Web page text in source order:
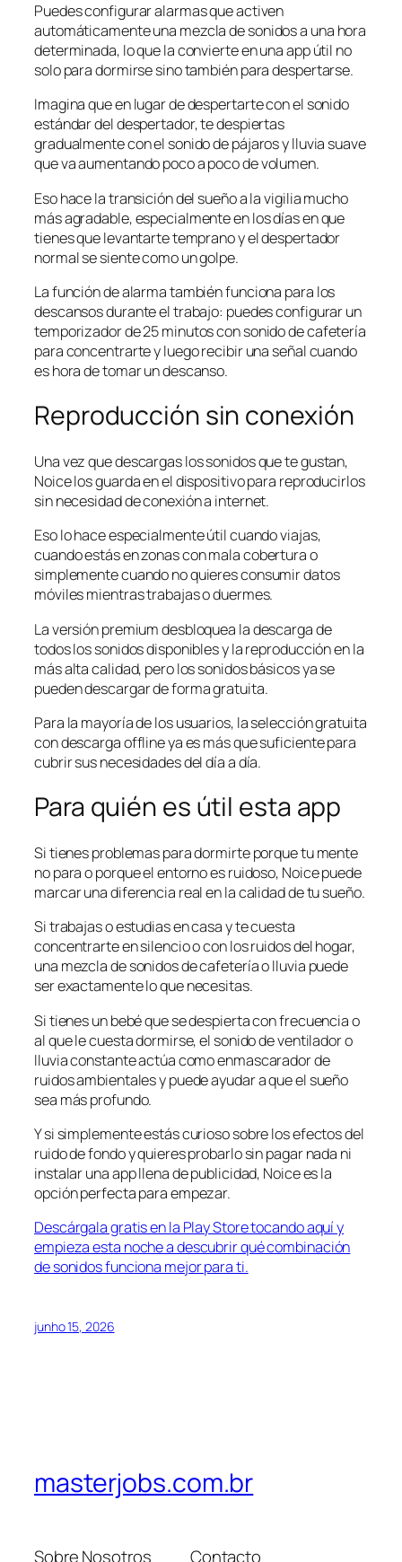
Puedes configurar alarmas que activen
automáticamente una mezcla de sonidos a una hora
determinada, lo que la convierte en una app útil no
solo para dormirse sino también para despertarse.
Imagina que en lugar de despertarte con el sonido
estándar del despertador, te despiertas
gradualmente con el sonido de pájaros y lluvia suave
que va aumentando poco a poco de volumen.
Eso hace la transición del sueño a la vigilia mucho
más agradable, especialmente en los días en que
tienes que levantarte temprano y el despertador
normal se siente como un golpe.
La función de alarma también funciona para los
descansos durante el trabajo: puedes configurar un
temporizador de 25 minutos con sonido de cafetería
para concentrarte y luego recibir una señal cuando
es hora de tomar un descanso.
Reproducción sin conexión
Una vez que descargas los sonidos que te gustan,
Noice los guarda en el dispositivo para reproducirlos
sin necesidad de conexión a internet.
Eso lo hace especialmente útil cuando viajas,
cuando estás en zonas con mala cobertura o
simplemente cuando no quieres consumir datos
móviles mientras trabajas o duermes.
La versión premium desbloquea la descarga de
todos los sonidos disponibles y la reproducción en la
más alta calidad, pero los sonidos básicos ya se
pueden descargar de forma gratuita.
Para la mayoría de los usuarios, la selección gratuita
con descarga offline ya es más que suficiente para
cubrir sus necesidades del día a día.
Para quién es útil esta app
Si tienes problemas para dormirte porque tu mente
no para o porque el entorno es ruidoso, Noice puede
marcar una diferencia real en la calidad de tu sueño.
Si trabajas o estudias en casa y te cuesta
concentrarte en silencio o con los ruidos del hogar,
una mezcla de sonidos de cafetería o lluvia puede
ser exactamente lo que necesitas.
Si tienes un bebé que se despierta con frecuencia o
al que le cuesta dormirse, el sonido de ventilador o
lluvia constante actúa como enmascarador de
ruidos ambientales y puede ayudar a que el sueño
sea más profundo.
Y si simplemente estás curioso sobre los efectos del
ruido de fondo y quieres probarlo sin pagar nada ni
instalar una app llena de publicidad, Noice es la
opción perfecta para empezar.
Descárgala gratis en la Play Store tocando aquí y
empieza esta noche a descubrir qué combinación
de sonidos funciona mejor para ti.
junho 15, 2026
masterjobs.com.br
Sobre Nosotros Contacto